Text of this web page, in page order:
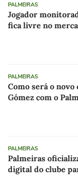
PALMEIRAS
Jogador
fica livre no
PALMEIRAS
Como será o
Gómez com o
PALMEIRAS
Palmeiras
digital do clube